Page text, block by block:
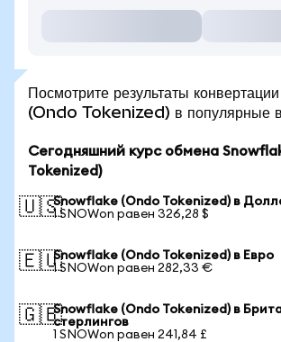
Посмотрите результаты
(Ondo Tokenized) в популярные
Сегодняшний курс обмена
Tokenized)
🇺🇸Snowflake (Ondo Tokenized) в
1 SNOWon равен 326,28 $
🇪🇺Snowflake (Ondo Tokenized) в Евро
1 SNOWon равен 282,33 €
🇬🇧Snowflake (Ondo Tokenized) в
стерлингов
1 SNOWon равен 241,84 £